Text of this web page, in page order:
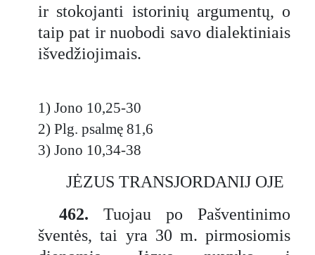
ir stokojanti istorinių argumentų, o
taip pat ir nuobodi savo dialektiniais
išvedžiojimais.
1) Jono 10,25-30
2) Plg. psalmę 81,6
3) Jono 10,34-38
JĖZUS TRANSJORDANIJ OJE
462.Tuojau po Pašventinimo
šventės, tai yra 30 m. pirmosiomis